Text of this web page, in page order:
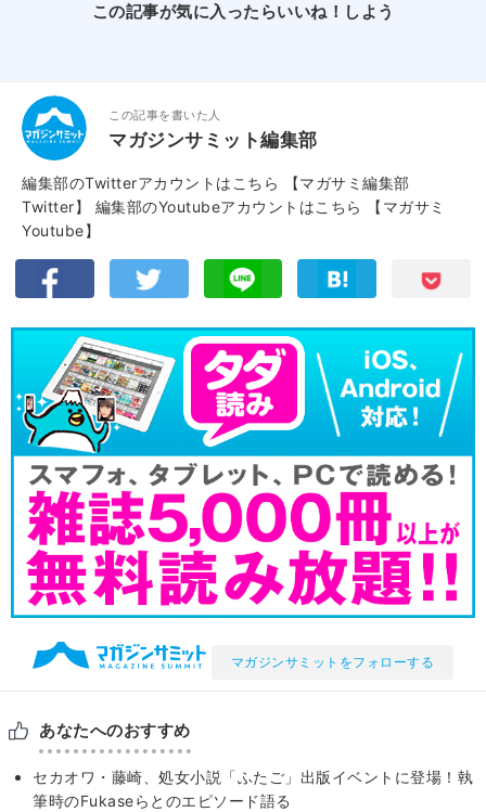
この記事が気に入ったらいいね！しよう
この記事を書いた人
マガジンサミット編集部
編集部のTwitterアカウントはこちら
【マガサミ編集部
Twitter】
編集部のYoutubeアカウントはこちら
【マガサミ
Youtube】
マガジンサミットをフォローする
あなたへのおすすめ
セカオワ・藤崎、処女小説「ふたご」出版イベントに登場！執
筆時のFukaseらとのエピソード語る